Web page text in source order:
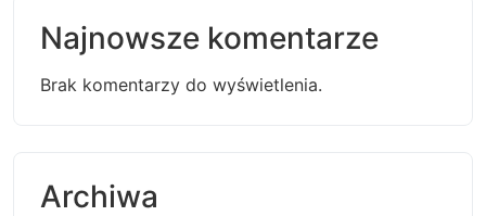
Najnowsze komentarze
Brak komentarzy do wyświetlenia.
Archiwa